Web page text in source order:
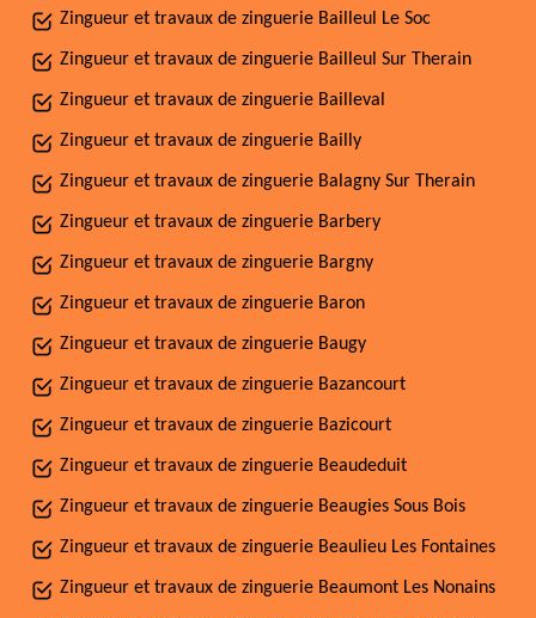
Zingueur et travaux de zinguerie Bailleul Le Soc
Zingueur et travaux de zinguerie Bailleul Sur Therain
Zingueur et travaux de zinguerie Bailleval
Zingueur et travaux de zinguerie Bailly
Zingueur et travaux de zinguerie Balagny Sur Therain
Zingueur et travaux de zinguerie Barbery
Zingueur et travaux de zinguerie Bargny
Zingueur et travaux de zinguerie Baron
Zingueur et travaux de zinguerie Baugy
Zingueur et travaux de zinguerie Bazancourt
Zingueur et travaux de zinguerie Bazicourt
Zingueur et travaux de zinguerie Beaudeduit
Zingueur et travaux de zinguerie Beaugies Sous Bois
Zingueur et travaux de zinguerie Beaulieu Les Fontaines
Zingueur et travaux de zinguerie Beaumont Les Nonains